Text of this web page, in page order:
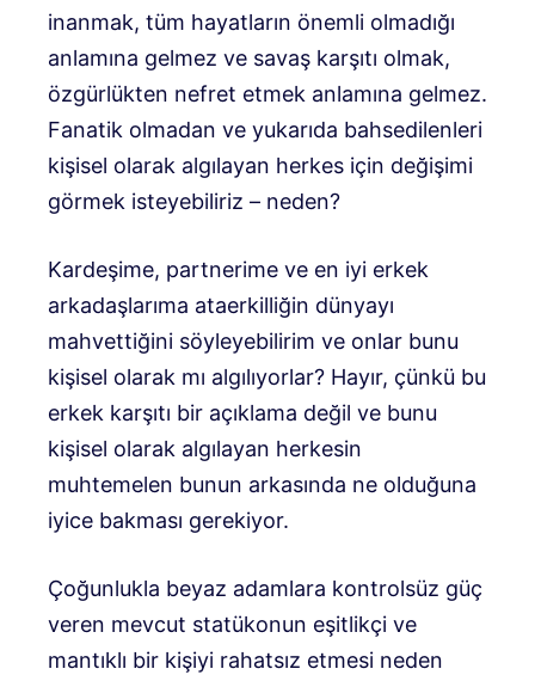
inanmak, tüm hayatların önemli olmadığı
anlamına gelmez ve savaş karşıtı olmak,
özgürlükten nefret etmek anlamına gelmez.
Fanatik olmadan ve yukarıda bahsedilenleri
kişisel olarak algılayan herkes için değişimi
görmek isteyebiliriz – neden?
Kardeşime, partnerime ve en iyi erkek
arkadaşlarıma ataerkilliğin dünyayı
mahvettiğini söyleyebilirim ve onlar bunu
kişisel olarak mı algılıyorlar? Hayır, çünkü bu
erkek karşıtı bir açıklama değil ve bunu
kişisel olarak algılayan herkesin
muhtemelen bunun arkasında ne olduğuna
iyice bakması gerekiyor.
Çoğunlukla beyaz adamlara kontrolsüz güç
veren mevcut statükonun eşitlikçi ve
mantıklı bir kişiyi rahatsız etmesi neden